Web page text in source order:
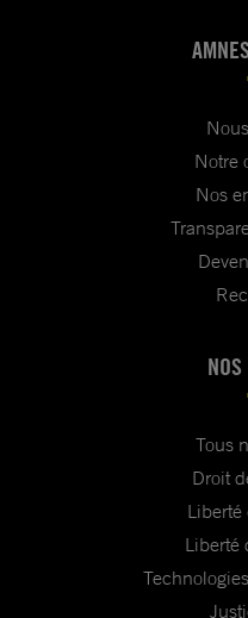
Notre
Nos
Tous
Droit
Liberté
Liberté